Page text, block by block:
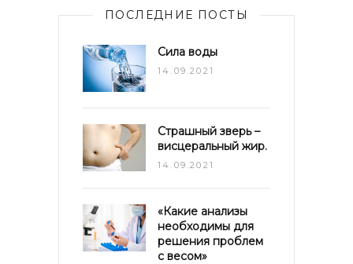
ПОСЛЕДНИЕ ПОСТЫ
Сила воды
14.09.2021
Страшный зверь –
висцеральный жир.
14.09.2021
«Какие анализы
необходимы для
решения проблем
с весом»